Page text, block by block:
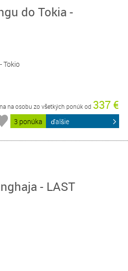
do Tokia -
Tokio
na osobu zo všetkých ponúk od 337 €
3 ponúka ďalšie
- LAST